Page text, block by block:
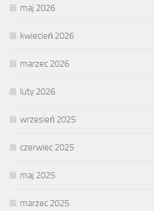
maj 2026
kwiecień 2026
marzec 2026
luty 2026
wrzesień 2025
czerwiec 2025
maj 2025
marzec 2025